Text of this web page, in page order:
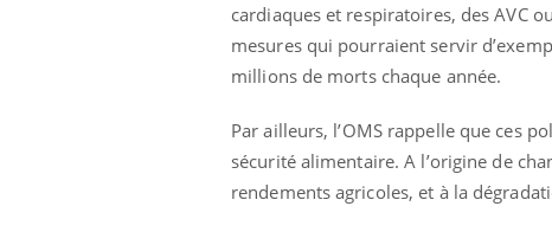
cardiaques et respiratoires, des AVC
mesures qui pourraient servir
millions de morts chaque année.
Par ailleurs, l’OMS rappelle que ces
sécurité alimentaire. A l’origine de
rendements agricoles, et à la
Il y a des sujets qui sont faciles à aborder...
d'autres non ! D'un côté, poser des
questions sur la maladie d'un proche c'est
même